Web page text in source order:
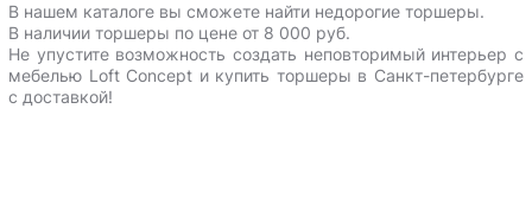
В нашем каталоге вы сможете найти недорогие торшеры.
В наличии торшеры по цене от 8 000 руб.
Не упустите возможность создать неповторимый интерьер с
мебелью Loft Concept и купить торшеры в Санкт-петербурге
с доставкой!